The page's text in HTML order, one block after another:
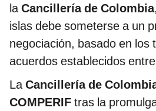
laCancillería de Colombia
islas debe someterse a un
negociación, basado en los
acuerdos establecidos
LaCancillería de
COMPERIF tras la